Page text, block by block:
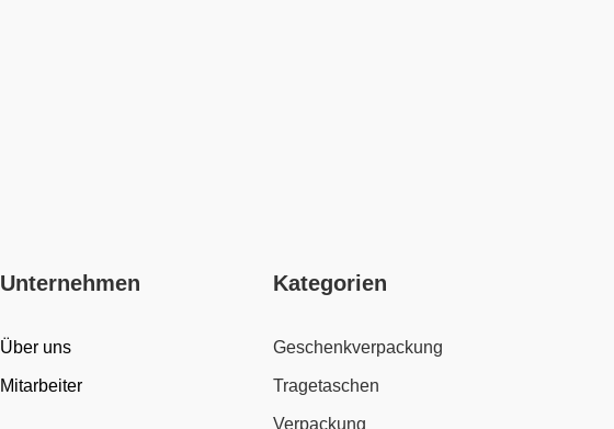
Unternehmen
Über uns
Mitarbeiter
Kategorien
Geschenkverpackung
Tragetaschen
Verpackung